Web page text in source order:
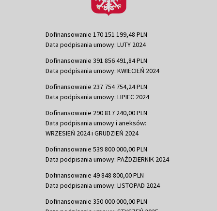
Dofinansowanie 170 151 199,48 PLN
Data podpisania umowy: LUTY 2024
Dofinansowanie 391 856 491,84 PLN
Data podpisania umowy: KWIECIEŃ 2024
Dofinansowanie 237 754 754,24 PLN
Data podpisania umowy: LIPIEC 2024
Dofinansowanie 290 817 240,00 PLN
Data podpisania umowy i aneksów:
WRZESIEŃ 2024 i GRUDZIEŃ 2024
Dofinansowanie 539 800 000,00 PLN
Data podpisania umowy: PAŹDZIERNIK 2024
Dofinansowanie 49 848 800,00 PLN
Data podpisania umowy: LISTOPAD 2024
Dofinansowanie 350 000 000,00 PLN